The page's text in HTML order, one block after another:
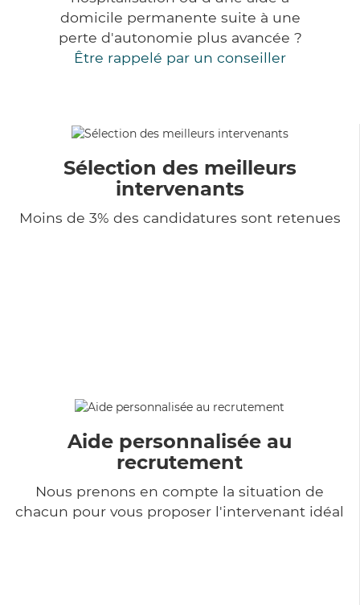
domicile permanente suite à une
perte d'autonomie plus avancée ?
Être rappelé par un conseiller
Sélection des meilleurs
intervenants
Moins de 3% des candidatures sont retenues
Aide personnalisée au
recrutement
Nous prenons en compte la situation de
chacun pour vous proposer l'intervenant idéal